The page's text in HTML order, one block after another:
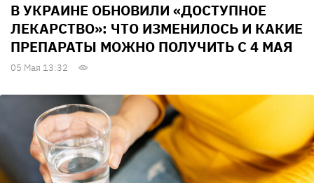
В УКРАИНЕ ОБНОВИЛИ «ДОСТУПНОЕ
ЛЕКАРСТВО»: ЧТО ИЗМЕНИЛОСЬ И КАКИЕ
ПРЕПАРАТЫ МОЖНО ПОЛУЧИТЬ С 4 МАЯ
05 Мая 13:32